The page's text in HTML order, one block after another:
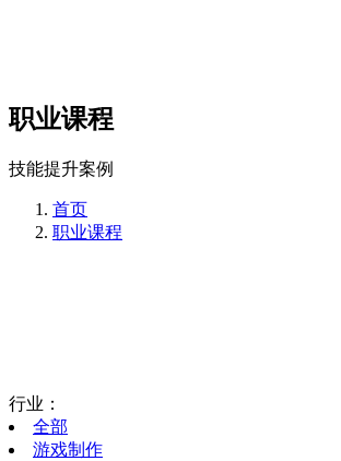
职业课程
技能提升案例
首页
职业课程
行业：
全部
游戏制作